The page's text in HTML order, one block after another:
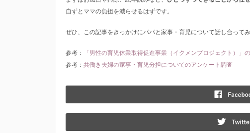
自ずとママの負担を減らせるはずです。
ぜひ、この記事をきっかけにパパと家事・育児について話し合ってみ
参考：
「男性の育児休業取得促進事業（イクメンプロジェクト）」
参考： 共働き夫婦の家事・育児分担についてのアンケート調査